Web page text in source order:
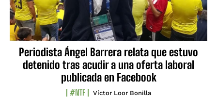
Periodista Ángel Barrera relata que estuvo
detenido tras acudir a una oferta laboral
publicada en Facebook
#NTF Víctor Loor Bonilla